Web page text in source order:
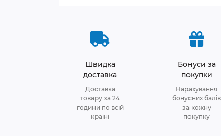
Швидка
доставка
Доставка
товару за 24
години по всій
країні
Бонуси за
покупки
Нарахування
бонусних балів
за кожну
покупку